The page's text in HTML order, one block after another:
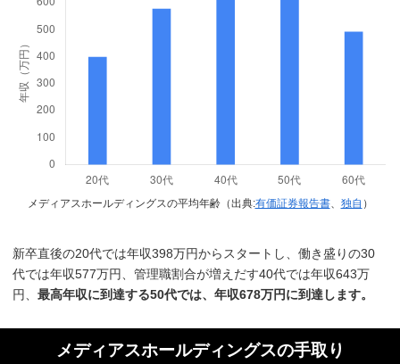
メディアスホールディングスの平均年齢（出典:有価証券報告書、 独自 ）
新卒直後の20代では年収398万円からスタートし、働き盛りの30
代では年収577万円、管理職割合が増えだす40代では年収643万
円、最高年収に到達する50代では、年収678万円に到達します。
メディアスホールディングスの手取り